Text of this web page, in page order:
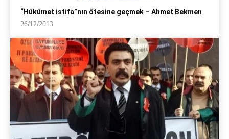
“Hükümet istifa”nın ötesine geçmek – Ahmet Bekmen
26/12/2013